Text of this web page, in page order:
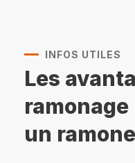
INFOS UTILES
Les
un